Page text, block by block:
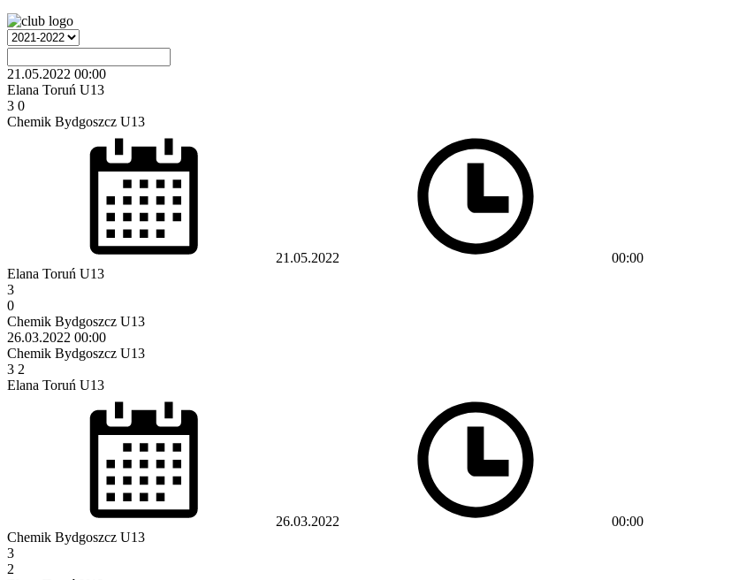
21.05.2022 00:00
Elana Toruń U13
3 0
Chemik Bydgoszcz U13
21.05.2022
00:00
Elana Toruń U13
3
0
Chemik Bydgoszcz U13
26.03.2022 00:00
Chemik Bydgoszcz U13
3 2
Elana Toruń U13
26.03.2022
00:00
Chemik Bydgoszcz U13
3
2